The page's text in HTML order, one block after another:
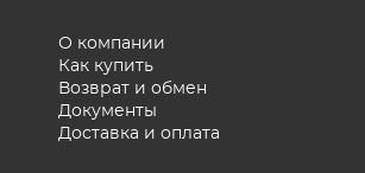
О компании
Как купить
Возврат и обмен
Документы
Доставка и оплата